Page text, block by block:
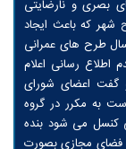
بصری و نارضایتی
که باعث ایجاد
طرح های عمرانی
رسانی اعلام
گفت اعضای شورای
به مکرر در گروه
کنسل می شود بنده
فضای مجازی بصورت